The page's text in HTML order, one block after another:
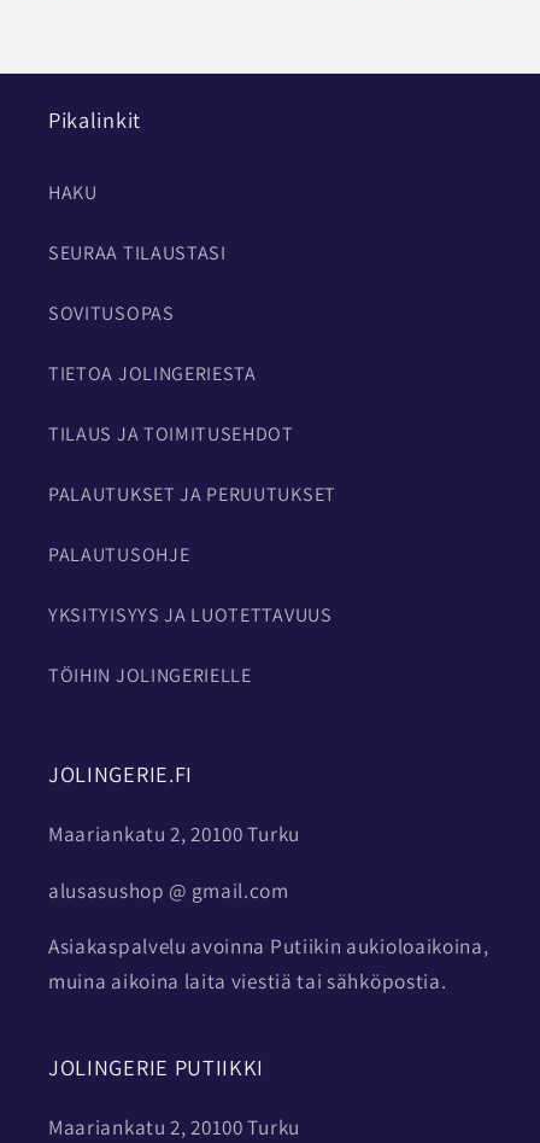
Pikalinkit
HAKU
SEURAA TILAUSTASI
SOVITUSOPAS
TIETOA JOLINGERIESTA
TILAUS JA TOIMITUSEHDOT
PALAUTUKSET JA PERUUTUKSET
PALAUTUSOHJE
YKSITYISYYS JA LUOTETTAVUUS
TÖIHIN JOLINGERIELLE
JOLINGERIE.FI
Maariankatu 2, 20100 Turku
alusasushop @ gmail.com
Asiakaspalvelu avoinna Putiikin aukioloaikoina,
muina aikoina laita viestiä tai sähköpostia.
JOLINGERIE PUTIIKKI
Maariankatu 2, 20100 Turku